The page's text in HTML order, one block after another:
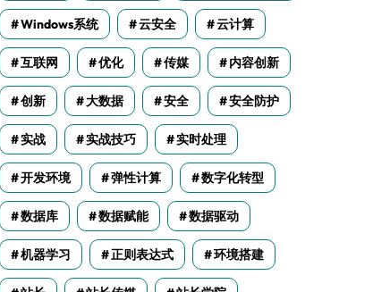
Windows系统 云安全 云计算
互联网 优化 传媒 内容创新
创新 大数据 安全 安全防护
实战 实战技巧 实时处理
开发环境 弹性计算 数字化转型
数据库 数据赋能 数据驱动
机器学习 正则表达式 环境搭建